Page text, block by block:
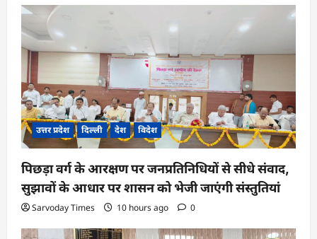
उत्तर प्रदेश दिल्ली देश विदेश
पिछड़ा वर्ग के आरक्षण पर जनप्रतिनिधियों से सीधे संवाद,
सुझावों के आधार पर शासन को भेजी जाएंगी संस्तुतियां
Sarvoday Times 10 hours ago 0